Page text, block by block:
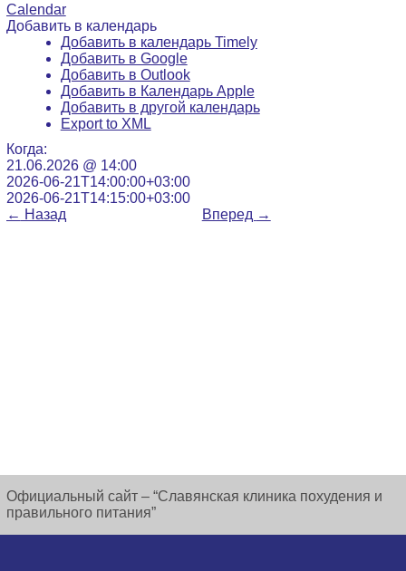
Calendar
Добавить в календарь
Добавить в календарь Timely
Добавить в Google
Добавить в Outlook
Добавить в Календарь Apple
Добавить в другой календарь
Export to XML
Когда:
21.06.2026 @ 14:00
2026-06-21T14:00:00+03:00
2026-06-21T14:15:00+03:00
← Назад Вперед →
Официальный сайт – “Славянская клиника похудения и
правильного питания”